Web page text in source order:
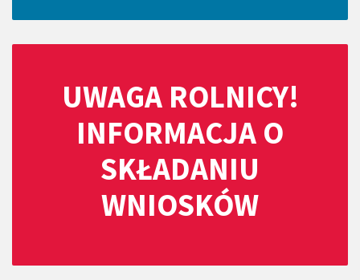
UWAGA ROLNICY!
INFORMACJA O
SKŁADANIU
WNIOSKÓW